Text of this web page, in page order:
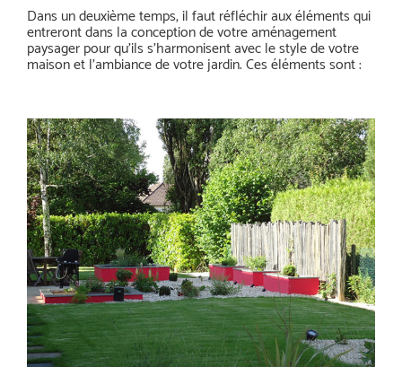
Dans un deuxième temps, il faut réfléchir aux éléments qui
entreront dans la conception de votre aménagement
paysager pour qu’ils s’harmonisent avec le style de votre
maison et l’ambiance de votre jardin. Ces éléments sont :